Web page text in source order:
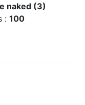
naked (3)
: 100